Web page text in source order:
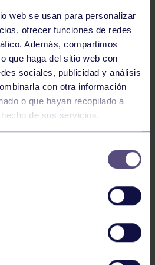
web se usan para personalizar
ofrecer funciones de redes
Además, compartimos
que haga del sitio web con
sociales, publicidad y análisis
con otra información
o que hayan recopilado a
de sus servicios.
ASTURIAS